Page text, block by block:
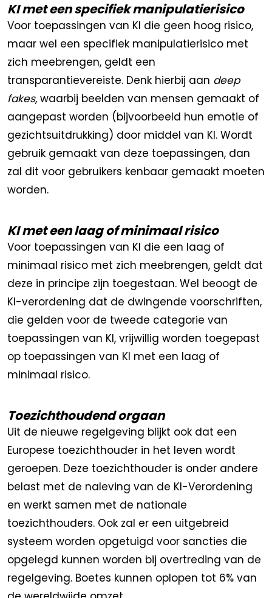
KI met een specifiek manipulatierisico
Voor toepassingen van KI die geen hoog risico,
maar wel een specifiek manipulatierisico met
zich meebrengen, geldt een
transparantievereiste. Denk hierbij aan deep
fakes, waarbij beelden van mensen gemaakt of
aangepast worden (bijvoorbeeld hun emotie of
gezichtsuitdrukking) door middel van KI. Wordt
gebruik gemaakt van deze toepassingen, dan
zal dit voor gebruikers kenbaar gemaakt moeten
worden.
KI met een laag of minimaal risico
Voor toepassingen van KI die een laag of
minimaal risico met zich meebrengen, geldt dat
deze in principe zijn toegestaan. Wel beoogt de
KI-verordening dat de dwingende voorschriften,
die gelden voor de tweede categorie van
toepassingen van KI, vrijwillig worden toegepast
op toepassingen van KI met een laag of
minimaal risico.
Toezichthoudend orgaan
Uit de nieuwe regelgeving blijkt ook dat een
Europese toezichthouder in het leven wordt
geroepen. Deze toezichthouder is onder andere
belast met de naleving van de KI-Verordening
en werkt samen met de nationale
toezichthouders. Ook zal er een uitgebreid
systeem worden opgetuigd voor sancties die
opgelegd kunnen worden bij overtreding van de
regelgeving. Boetes kunnen oplopen tot 6% van